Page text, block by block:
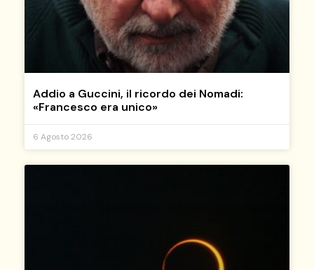
Addio a Guccini, il ricordo dei Nomadi:
«Francesco era unico»
6 Agosto 2026